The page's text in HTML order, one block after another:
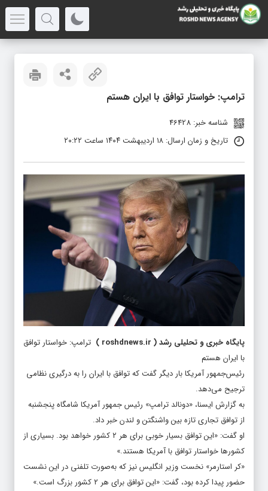
ترامپ: خواستار توافق با ایران هستم
شناسه خبر: 46428
تاریخ و زمان ارسال: ۱۸ اردیبهشت ۱۴۰۴ ساعت ۲۰:۲۲
پایگاه خبری و تحلیلی رشد(
roshdnews.ir
) ترامپ: خواستار توافق
با ایران هستم
رئیس‌جمهور آمریکا بار دیگر گفت که توافق با ایران را به درگیری نظامی
ترجیح می‌دهد.
به گزارش ایسنا، «دونالد ترامپ» رئیس جمهور آمریکا شامگاه پنجشنبه
از توافق تجاری تازه بین واشنگتن و لندن خبر داد.
او گفت: «این توافق بسیار خوبی برای هر ۲ کشور خواهد بود. بسیاری از
کشورها خواستار توافق با آمریکا هستند.»
«کر استارمر» نخست وزیر انگلیس نیز که به‌صورت تلفنی در این نشست
حضور پیدا کرده بود، گفت: «این توافق برای هر ۲ کشور بزرگ است.»